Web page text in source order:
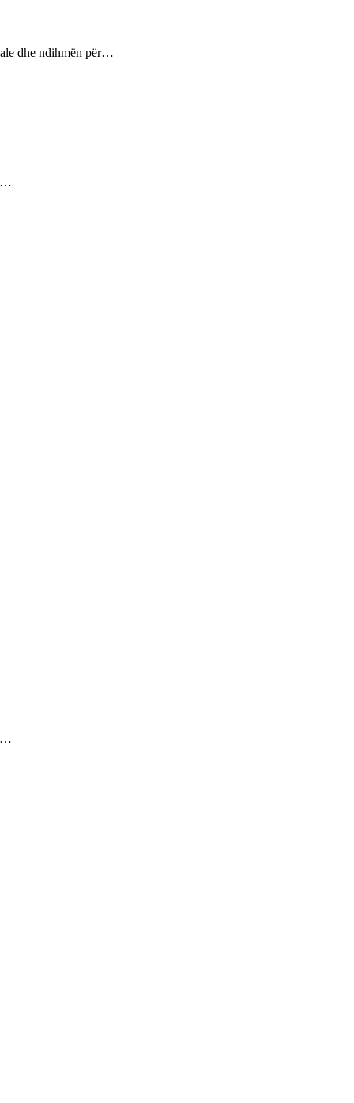
dhe ndihmën për…